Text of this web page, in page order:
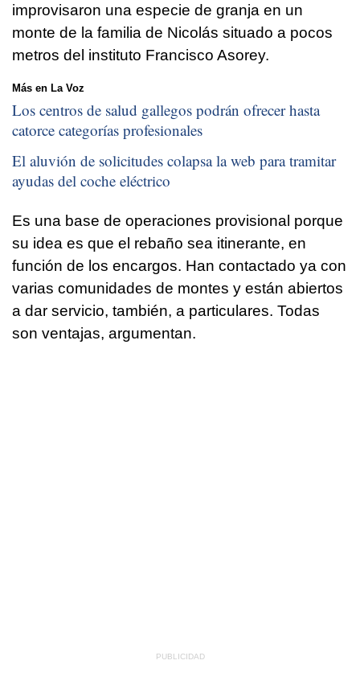
improvisaron una especie de granja en un
monte de la familia de Nicolás situado a pocos
metros del instituto Francisco Asorey.
Más en La Voz
Los centros de salud gallegos podrán ofrecer hasta
catorce categorías profesionales
El aluvión de solicitudes colapsa la web para tramitar
ayudas del coche eléctrico
Es una base de operaciones provisional porque
su idea es que el rebaño sea itinerante, en
función de los encargos. Han contactado ya con
varias comunidades de montes y están abiertos
a dar servicio, también, a particulares. Todas
son ventajas, argumentan.